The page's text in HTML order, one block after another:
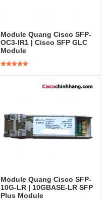
Module Quang Cisco SFP-
OC3-IR1 | Cisco SFP GLC
Module
Module Quang Cisco SFP-
10G-LR | 10GBASE-LR SFP
Plus Module